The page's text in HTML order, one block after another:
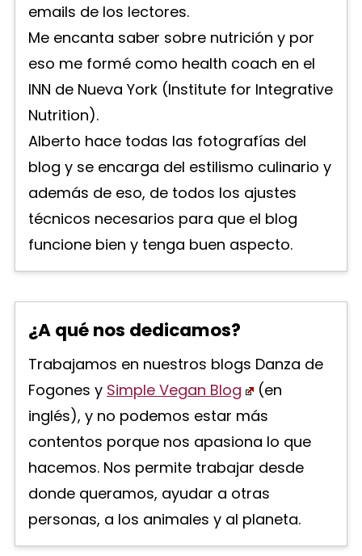
emails de los lectores.
Me encanta saber sobre nutrición y por
eso me formé como health coach en el
INN de Nueva York (Institute for Integrative
Nutrition).
Alberto hace todas las fotografías del
blog y se encarga del estilismo culinario y
además de eso, de todos los ajustes
técnicos necesarios para que el blog
funcione bien y tenga buen aspecto.
¿A qué nos dedicamos?
Trabajamos en nuestros blogs Danza de
Fogones y Simple Vegan Blog
(en
inglés), y no podemos estar más
contentos porque nos apasiona lo que
hacemos. Nos permite trabajar desde
donde queramos, ayudar a otras
personas, a los animales y al planeta.